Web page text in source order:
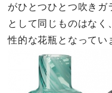
がひとつひとつ吹きガ
として同じものはな
性的な花瓶となってい